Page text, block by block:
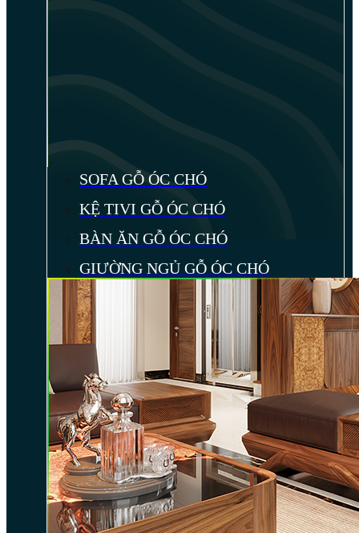
SOFA GỖ ÓC CHÓ
KỆ TIVI GỖ ÓC CHÓ
BÀN ĂN GỖ ÓC CHÓ
GIƯỜNG NGỦ GỖ ÓC CHÓ